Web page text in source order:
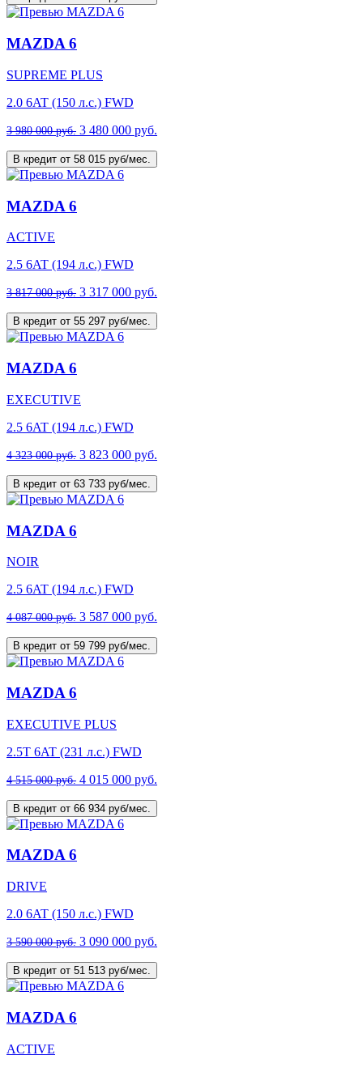
MAZDA 6
SUPREME PLUS
2.0 6AT (150 л.с.) FWD
3 980 000 руб. 3 480 000 руб.
В кредит от 58 015 руб/мес.
MAZDA 6
ACTIVE
2.5 6AT (194 л.с.) FWD
3 817 000 руб. 3 317 000 руб.
В кредит от 55 297 руб/мес.
MAZDA 6
EXECUTIVE
2.5 6AT (194 л.с.) FWD
4 323 000 руб. 3 823 000 руб.
В кредит от 63 733 руб/мес.
MAZDA 6
NOIR
2.5 6AT (194 л.с.) FWD
4 087 000 руб. 3 587 000 руб.
В кредит от 59 799 руб/мес.
MAZDA 6
EXECUTIVE PLUS
2.5T 6AT (231 л.с.) FWD
4 515 000 руб. 4 015 000 руб.
В кредит от 66 934 руб/мес.
MAZDA 6
DRIVE
2.0 6AT (150 л.с.) FWD
3 590 000 руб. 3 090 000 руб.
В кредит от 51 513 руб/мес.
MAZDA 6
ACTIVE